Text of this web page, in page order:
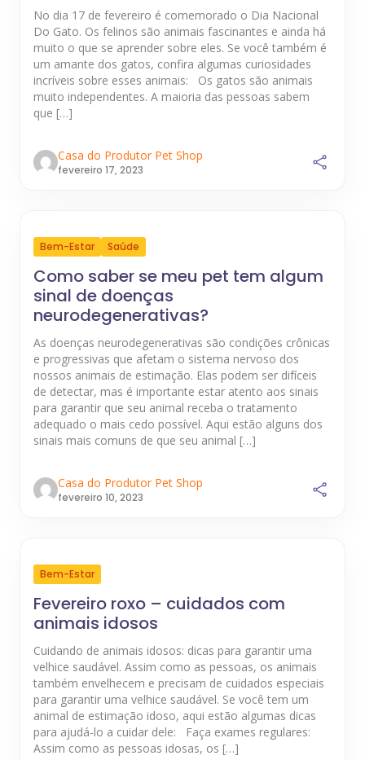
No dia 17 de fevereiro é comemorado o Dia Nacional
Do Gato. Os felinos são animais fascinantes e ainda há
muito o que se aprender sobre eles. Se você também é
um amante dos gatos, confira algumas curiosidades
incríveis sobre esses animais: Os gatos são animais
muito independentes. A maioria das pessoas sabem
que […]
Casa do Produtor Pet Shop
fevereiro 17, 2023
Bem-Estar Saúde
Como saber se meu pet tem algum
sinal de doenças
neurodegenerativas?
As doenças neurodegenerativas são condições crônicas
e progressivas que afetam o sistema nervoso dos
nossos animais de estimação. Elas podem ser difíceis
de detectar, mas é importante estar atento aos sinais
para garantir que seu animal receba o tratamento
adequado o mais cedo possível. Aqui estão alguns dos
sinais mais comuns de que seu animal […]
Casa do Produtor Pet Shop
fevereiro 10, 2023
Bem-Estar
Fevereiro roxo – cuidados com
animais idosos
Cuidando de animais idosos: dicas para garantir uma
velhice saudável. Assim como as pessoas, os animais
também envelhecem e precisam de cuidados especiais
para garantir uma velhice saudável. Se você tem um
animal de estimação idoso, aqui estão algumas dicas
para ajudá-lo a cuidar dele: Faça exames regulares:
Assim como as pessoas idosas, os […]